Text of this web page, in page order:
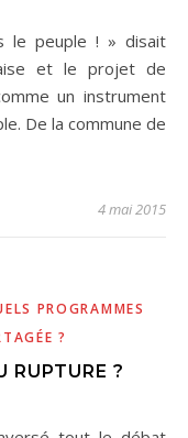
le peuple ! » disait
et le projet de
un instrument
De la commune de
4 mai 2015
PROGRAMMES
?
RUPTURE ?